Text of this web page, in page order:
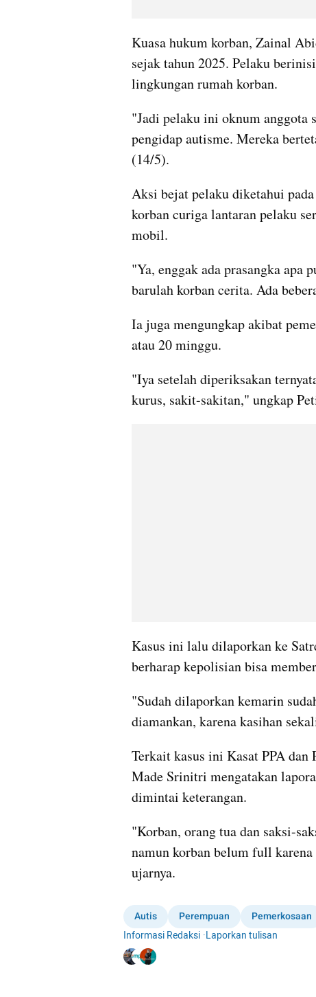
Kuasa hukum korban, Zainal
sejak tahun 2025. Pelaku
lingkungan rumah korban.
"Jadi pelaku ini oknum anggota
pengidap autisme. Mereka
(14/5).
Aksi bejat pelaku diketahui
korban curiga lantaran pelaku
mobil.
"Ya, enggak ada prasangka apa
barulah korban cerita. Ada
Ia juga mengungkap akibat
atau 20 minggu.
"Iya setelah diperiksakan
kurus, sakit-sakitan," ungkap
Kasus ini lalu dilaporkan ke
berharap kepolisian bisa
"Sudah dilaporkan kemarin
diamankan, karena kasihan
Terkait kasus ini Kasat PPA dan
Made Srinitri mengatakan
dimintai keterangan.
"Korban, orang tua dan saksi-
namun korban belum full
ujarnya.
Autis Perempuan Pemerkosaan
Informasi Redaksi ·Laporkan tulisan